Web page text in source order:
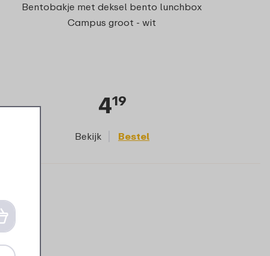
Bentobakje met deksel bento lunchbox
Campus groot - wit
419
Bekijk Bestel